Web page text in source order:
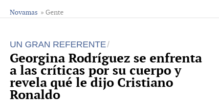
Novamas » Gente